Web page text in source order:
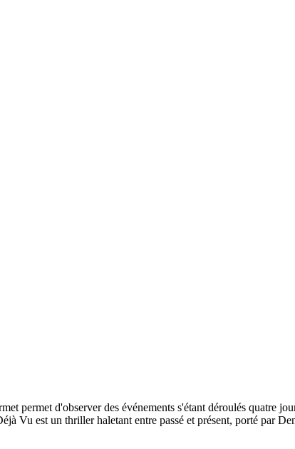
d'observer des événements s'étant déroulés quatre
Vu est un thriller haletant entre passé et présent, porté par